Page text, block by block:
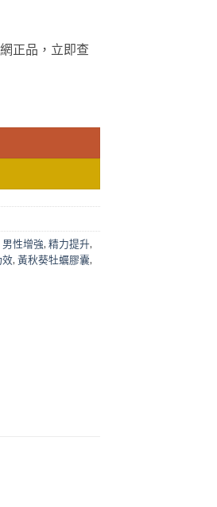
正品，立即查
男性增強, 精力提升,
效, 黃秋葵牡蠣膠囊,